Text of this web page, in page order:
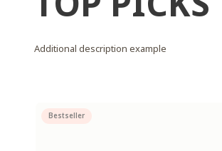
Additional description example
Bestseller